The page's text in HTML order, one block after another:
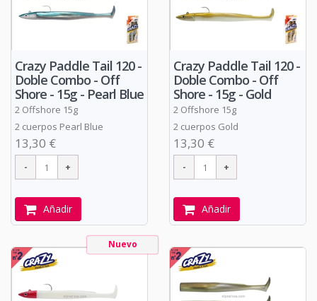
Crazy Paddle Tail 120 -
Doble Combo - Off
Shore - 15g - Pearl Blue
2 Offshore 15g
2 cuerpos Pearl Blue
13,30 €
Añadir
Crazy Paddle Tail 120 -
Doble Combo - Off
Shore - 15g - Gold
2 Offshore 15g
2 cuerpos Gold
13,30 €
Añadir
Nuevo